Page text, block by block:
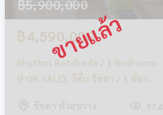
฿5,900,000
฿4,590,000
Rhythm Ratchada / 1 Bedroom
(FOR SALE), ริทึ่ม รัชดา / 1 ห้อง
นอน (ขาย) LIL009
รัชดา ห้วยขวาง
974